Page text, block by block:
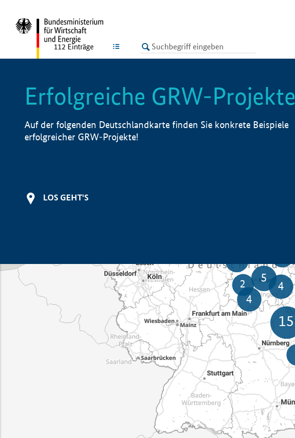
LISTE
112 Einträge
Erfolgreiche GRW-Projekte
Auf der folgenden Deutschlandkarte finden Sie konkrete Beispiele
erfolgreicher GRW-Projekte!
LOS GEHT'S